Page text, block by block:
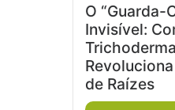
O “Guarda-
Invisível:
de Raízes